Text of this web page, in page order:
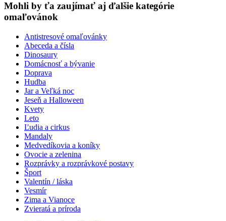
Mohli by ťa zaujímať aj ďalšie kategórie
omaľovánok
Antistresové omaľovánky
Abeceda a čísla
Dinosaury
Domácnosť a bývanie
Doprava
Hudba
Jar a Veľká noc
Jeseň a Halloween
Kvety
Leto
Ľudia a cirkus
Mandaly
Medvedíkovia a koníky
Ovocie a zelenina
Rozprávky a rozprávkové postavy
Šport
Valentín / láska
Vesmír
Zima a Vianoce
Zvieratá a príroda